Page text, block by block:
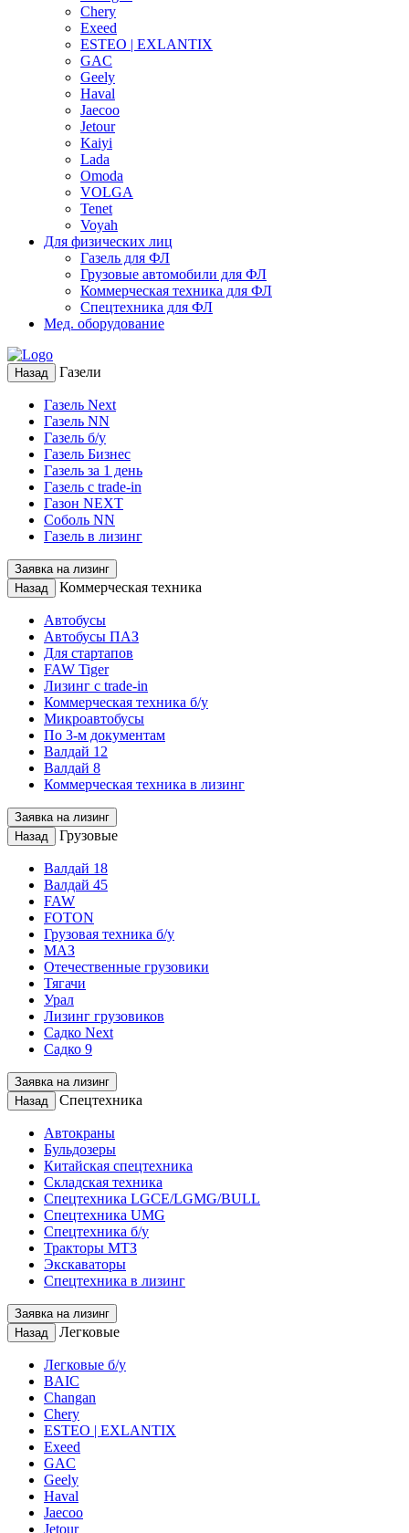
Chery
Exeed
ESTEO | EXLANTIX
GAC
Geely
Haval
Jaecoo
Jetour
Kaiyi
Lada
Omoda
VOLGA
Tenet
Voyah
Для физических лиц
Газель для ФЛ
Грузовые автомобили для ФЛ
Коммерческая техника для ФЛ
Спецтехника для ФЛ
Мед. оборудование
Назад Газели
Газель Next
Газель NN
Газель б/у
Газель Бизнес
Газель за 1 день
Газель с trade-in
Газон NEXT
Соболь NN
Газель в лизинг
Заявка на лизинг
Назад
Коммерческая техника
Автобусы
Автобусы ПАЗ
Для стартапов
FAW Tiger
Лизинг с trade-in
Коммерческая техника б/у
Микроавтобусы
По 3-м документам
Валдай 12
Валдай 8
Коммерческая техника в лизинг
Заявка на лизинг
Назад
Грузовые
Валдай 18
Валдай 45
FAW
FOTON
Грузовая техника б/у
МАЗ
Отечественные грузовики
Тягачи
Урал
Лизинг грузовиков
Садко Next
Садко 9
Заявка на лизинг
Назад
Спецтехника
Автокраны
Бульдозеры
Китайская спецтехника
Складская техника
Спецтехника LGCE/LGMG/BULL
Спецтехника UMG
Спецтехника б/у
Тракторы МТЗ
Экскаваторы
Спецтехника в лизинг
Заявка на лизинг
Назад
Легковые
Легковые б/у
BAIC
Changan
Chery
ESTEO | EXLANTIX
Exeed
GAC
Geely
Haval
Jaecoo
Jetour